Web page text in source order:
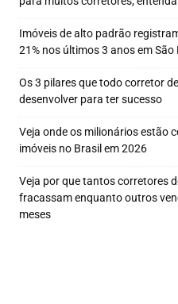
Imóveis de alto padrão
21% nos últimos 3 anos em São
Os 3 pilares que todo corretor
desenvolver para ter sucesso
Veja onde os milionários estão
imóveis no Brasil em 2026
Veja por que tantos corretores
fracassam enquanto outros
meses